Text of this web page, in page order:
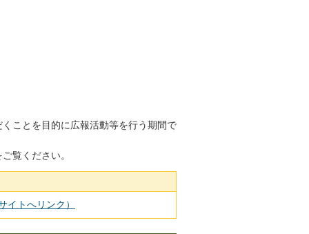
ことを目的に広報活動等を行う期間で
覧ください。
イトへリンク）